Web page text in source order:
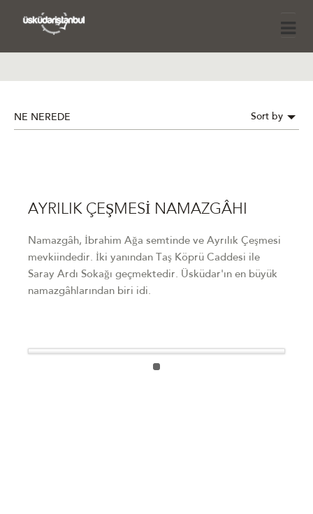
NE NEREDE Sort by
AYRILIK ÇEŞMESİ NAMAZGÂHI
Namazgâh, İbrahim Ağa semtinde ve Ayrılık Çeşmesi
mevkiindedir. İki yanından Taş Köprü Caddesi ile
Saray Ardı Sokağı geçmektedir. Üsküdar'ın en büyük
namazgâhlarından biri idi.